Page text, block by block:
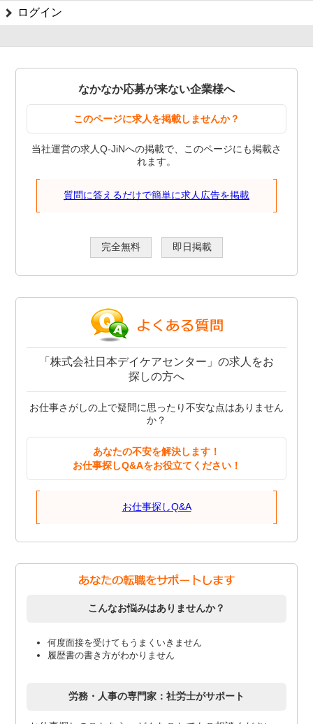
ログイン
なかなか応募が来ない企業様へ
このページに求人を掲載しませんか？
当社運営の求人Q-JiNへの掲載で、このページにも掲載さ
れます。
質問に答えるだけで簡単に求人広告を掲載
完全無料 即日掲載
「株式会社日本デイケアセンター」の求人をお
探しの方へ
お仕事さがしの上で疑問に思ったり不安な点はありません
か？
あなたの不安を解決します！
お仕事探しQ&Aをお役立てください！
お仕事探しQ&A
こんなお悩みはありませんか？
何度面接を受けてもうまくいきません
履歴書の書き方がわかりません
労務・人事の専門家：社労士がサポート